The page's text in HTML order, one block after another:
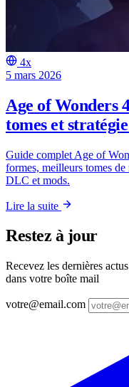
4x
5 mars 2026
Age of Wonders
tomes et
Guide complet Age of
formes, meilleurs tomes de
DLC et mods.
Lire la suite
Restez à jour
Recevez les dernières
dans votre boîte mail
votre@email.com